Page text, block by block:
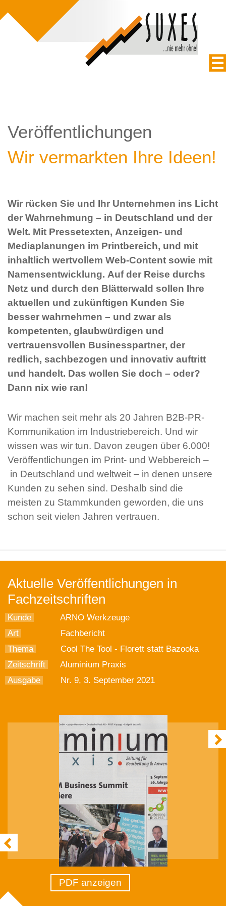
Veröffentlichungen
Wir vermarkten Ihre Ideen!
Wir rücken Sie und Ihr Unternehmen ins Licht
der Wahrnehmung – in Deutschland und der
Welt. Mit Pressetexten, Anzeigen- und
Mediaplanungen im Printbereich, und mit
inhaltlich wertvollem Web-Content sowie mit
Namensentwicklung. Auf der Reise durchs
Netz und durch den Blätterwald sollen Ihre
aktuellen und zukünftigen Kunden Sie
besser wahrnehmen – und zwar als
kompetenten, glaubwürdigen und
vertrauensvollen Businesspartner, der
redlich, sachbezogen und innovativ auftritt
und handelt. Das wollen Sie doch – oder?
Dann nix wie ran!
Wir machen seit mehr als 20 Jahren B2B-PR-
Kommunikation im Industriebereich. Und wir
wissen was wir tun. Davon zeugen über 6.000!
Veröffentlichungen im Print- und Webbereich –
in Deutschland und weltweit – in denen unsere
Kunden zu sehen sind. Deshalb sind die
meisten zu Stammkunden geworden, die uns
schon seit vielen Jahren vertrauen.
Aktuelle Veröffentlichungen in
Fachzeitschriften
Kunde
ARNO Werkzeuge
Art
Fachbericht
Thema
Cool The Tool - Florett statt Bazooka
Zeitschrift
Aluminium Praxis
Ausgabe
Nr. 9, 3. September 2021
PDF anzeigen